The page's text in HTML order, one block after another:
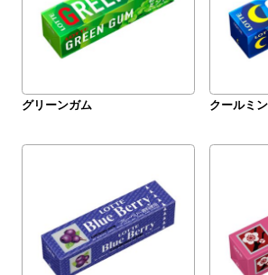
グリーンガム クールミ